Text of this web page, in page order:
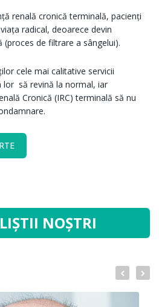
renală cronică terminală, pacienți
radical, deoarece devin
de filtrare a sângelui).
cele mai calitative servicii
lor să revină la normal, iar
Cronică (IRC) terminală să nu
NOȘTRI